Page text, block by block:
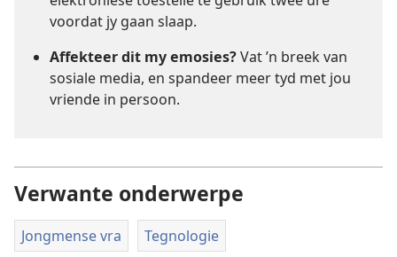
voordat jy gaan slaap.
Affekteer dit my emosies?Vat ’n breek van
sosiale media, en spandeer meer tyd met jou
vriende in persoon.
Verwante onderwerpe
Jongmense vra Tegnologie